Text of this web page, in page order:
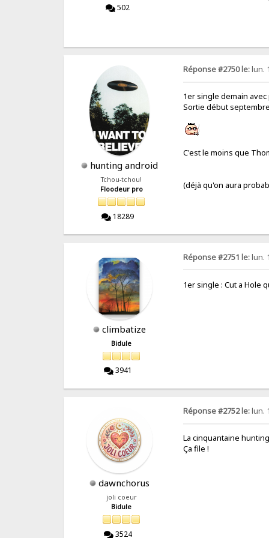
502
hunting android
Tchou-tchou!
Floodeur pro
18289
Réponse #2750 le:lun.
1er single demain
Sortie début
C'est le moins que
(déjà qu'on aura
climbatize
Bidule
3941
Réponse #2751 le:lun.
1er single : Cut a
dawnchorus
joli coeur
Bidule
3524
Réponse #2752 le:lun.
La cinquantaine
Ça file !